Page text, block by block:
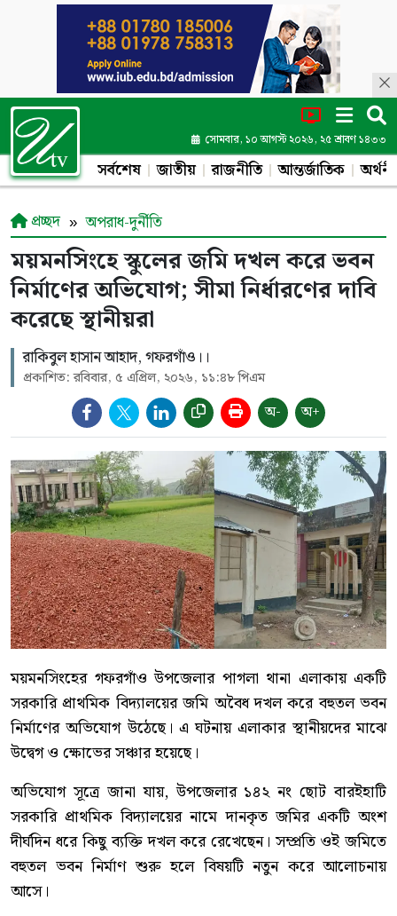
সোমবার, ১০ আগস্ট ২০২৬, ২৫ শ্রাবণ ১৪৩৩
সর্বশেষ জাতীয় রাজনীতি আন্তর্জাতিক
প্রচ্ছদ অপরাধ-দুর্নীতি
ময়মনসিংহে স্কুলের জমি দখল করে ভবন
নির্মাণের অভিযোগ; সীমা নির্ধারণের দাবি
করেছে স্থানীয়রা
রাকিবুল হাসান আহাদ, গফরগাঁও।।
প্রকাশিত: রবিবার, ৫ এপ্রিল, ২০২৬, ১১:৪৮ পিএম
অ- অ+
ময়মনসিংহের গফরগাঁও উপজেলার পাগলা থানা এলাকায় একটি
সরকারি প্রাথমিক বিদ্যালয়ের জমি অবৈধ দখল করে বহুতল ভবন
নির্মাণের অভিযোগ উঠেছে। এ ঘটনায় এলাকার স্থানীয়দের মাঝে
উদ্বেগ ও ক্ষোভের সঞ্চার হয়েছে।
অভিযোগ সূত্রে জানা যায়, উপজেলার ১৪২ নং ছোট বারইহাটি
সরকারি প্রাথমিক বিদ্যালয়ের নামে দানকৃত জমির একটি অংশ
দীর্ঘদিন ধরে কিছু ব্যক্তি দখল করে রেখেছেন। সম্প্রতি ওই জমিতে
বহুতল ভবন নির্মাণ শুরু হলে বিষয়টি নতুন করে আলোচনায়
আসে।